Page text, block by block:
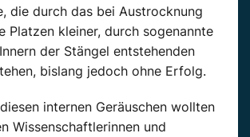
die durch das bei Austrocknung
Platzen kleiner, durch sogenannte
der Stängel entstehenden
bislang jedoch ohne Erfolg.
internen Geräuschen wollten
Wissenschaftlerinnen und